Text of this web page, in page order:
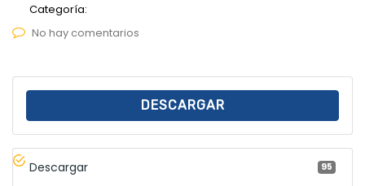
Categoría:
No hay comentarios
DESCARGAR
Descargar 95